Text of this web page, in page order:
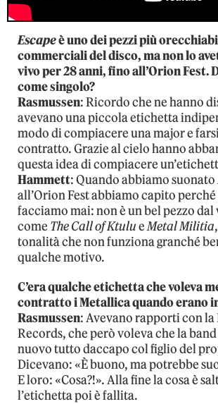
Escapeè uno dei pezzi più
commerciali del disco, ma non lo
vivo per 28 anni, fino all’Orion Fest.
come singolo?
Rasmussen: Ricordo che ne hanno
avevano una piccola etichetta
modo di compiacere una major e
contratto. Grazie al cielo hanno
questa idea di compiacere
Hammett: Quando abbiamo suonato
all’Orion Fest abbiamo capito
facciamo mai: non è un bel pezzo dal
come The Call of KtulueMetal Militia
tonalità che non funziona granché
qualche motivo.
C’era qualche etichetta che voleva
contratto i Metallica quando erano
Rasmussen: Avevano rapporti con la
Records, che però voleva che la
nuovo tutto daccapo col figlio del
Dicevano: «È buono, ma potrebbe
E loro: «Cosa?!». Alla fine la cosa è
l’etichetta poi è fallita.